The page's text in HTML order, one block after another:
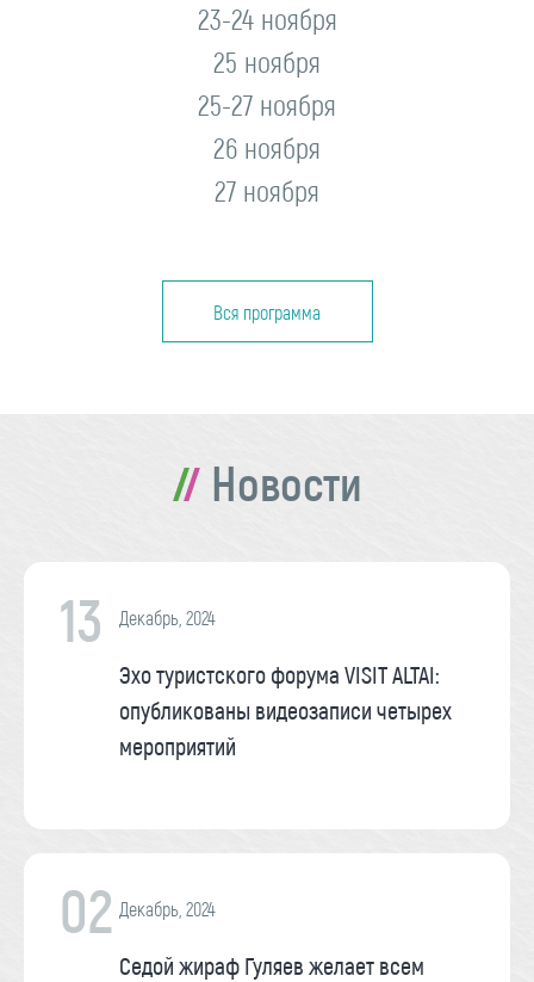
23-24 ноября
25 ноября
25-27 ноября
26 ноября
27 ноября
Вся программа
Новости
13 Декабрь, 2024
Эхо туристского форума VISIT ALTAI:
опубликованы видеозаписи четырех
мероприятий
02 Декабрь, 2024
Седой жираф Гуляев желает всем